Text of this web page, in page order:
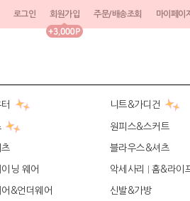
로그인 회원가입 주문/배송조회 마이페이지
니트&가디건
원피스&스커트
블라우스&셔츠
닝 웨어 악세사리 홈&라이
&언더웨어 신발&가방